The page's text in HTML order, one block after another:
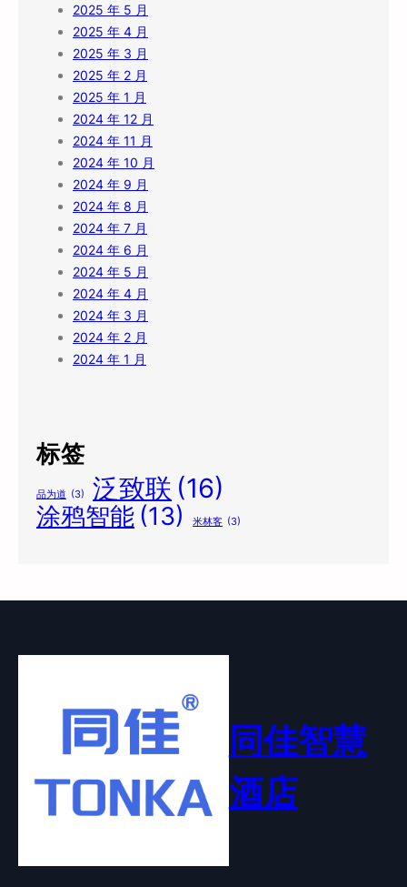
2025 年 5 月
2025 年 4 月
2025 年 3 月
2025 年 2 月
2025 年 1 月
2024 年 12 月
2024 年 11 月
2024 年 10 月
2024 年 9 月
2024 年 8 月
2024 年 7 月
2024 年 6 月
2024 年 5 月
2024 年 4 月
2024 年 3 月
2024 年 2 月
2024 年 1 月
标签
品为道 (3) 泛致联 (16)
涂鸦智能 (13) 米林客 (3)
同佳智慧
酒店